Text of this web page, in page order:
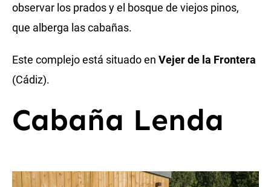
observar los prados y el bosque de viejos pinos,
que alberga las cabañas.
Este complejo está situado en Vejer de la Frontera
(Cádiz).
Cabaña Lenda